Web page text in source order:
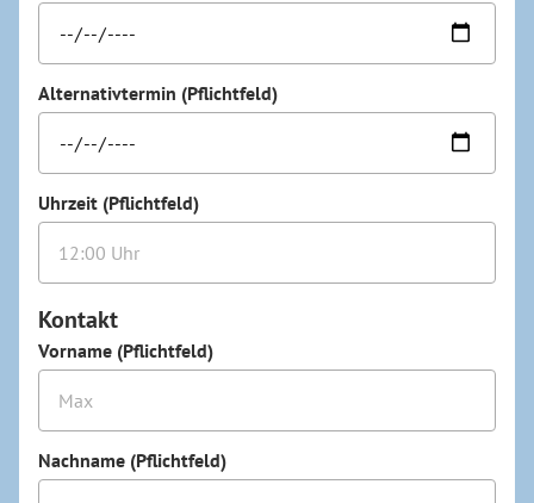
Alternativtermin (Pflichtfeld)
Uhrzeit (Pflichtfeld)
Kontakt
Vorname (Pflichtfeld)
Nachname (Pflichtfeld)